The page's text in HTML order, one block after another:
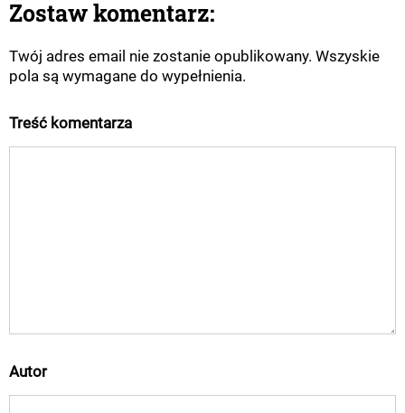
Zostaw komentarz:
Twój adres email nie zostanie opublikowany. Wszyskie
pola są wymagane do wypełnienia.
Treść komentarza
Autor